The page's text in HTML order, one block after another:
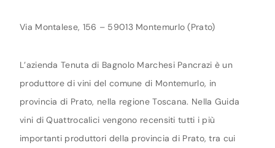
Via Montalese, 156 – 59013 Montemurlo (Prato)
L’azienda Tenuta di Bagnolo Marchesi Pancrazi è un
produttore di vini del comune di Montemurlo, in
provincia di Prato, nella regione Toscana. Nella Guida
vini di Quattrocalici vengono recensiti tutti i più
importanti produttori della provincia di Prato, tra cui